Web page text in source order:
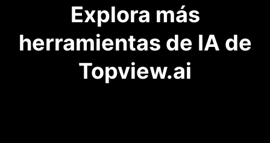
Explora más
herramientas de IA de
Topview.ai